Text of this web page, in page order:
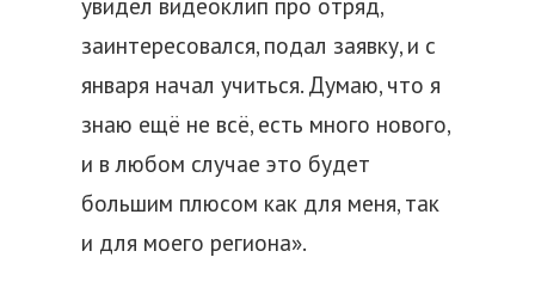
заинтересовался, подал заявку, и с
января начал учиться. Думаю, что я
знаю ещё не всё, есть много нового,
и в любом случае это будет
большим плюсом как для меня, так
и для моего региона».